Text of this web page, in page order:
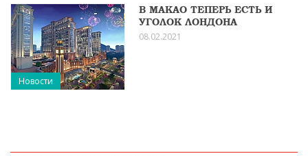
Новости
В МАКАО ТЕПЕРЬ ЕСТЬ И
УГОЛОК ЛОНДОНА
08.02.2021